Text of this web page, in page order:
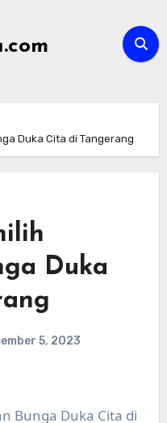
Duka Cita di Tangerang
Duka
5, 2023